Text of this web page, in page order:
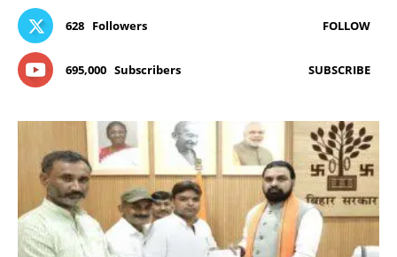
628 Followers FOLLOW
695,000 Subscribers SUBSCRIBE